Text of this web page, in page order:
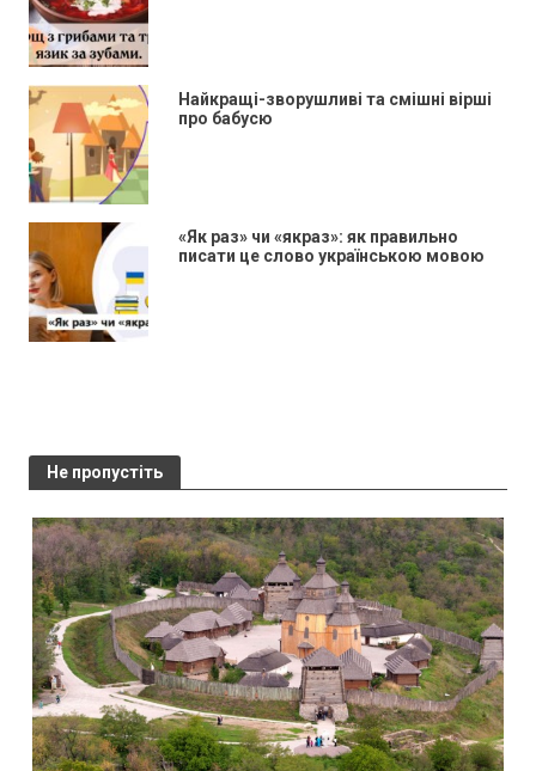
Найкращі-зворушливі та смішні вірші
про бабусю
«Як раз» чи «якраз»: як правильно
писати це слово українською мовою
Не пропустіть